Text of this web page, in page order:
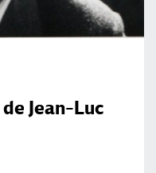
Jean-Luc